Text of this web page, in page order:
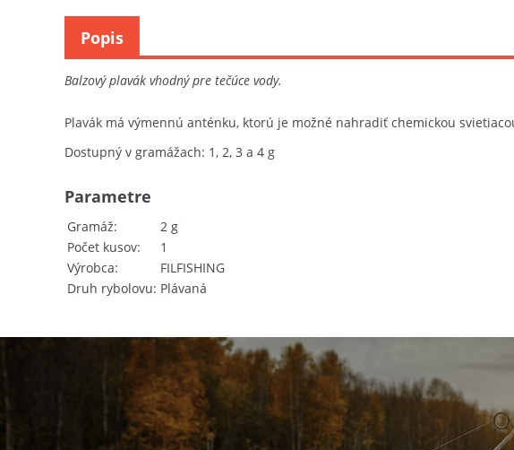
Balzový plavák vhodný pre tečúce vody.
Plavák má výmennú anténku, ktorú je možné nahradiť chemickou
Dostupný v gramážach: 1, 2, 3 a 4 g
Gramáž
2 g
Počet kusov
1
Výrobca
FILFISHING
Druh rybolovu Plávaná
Parametre
Popis